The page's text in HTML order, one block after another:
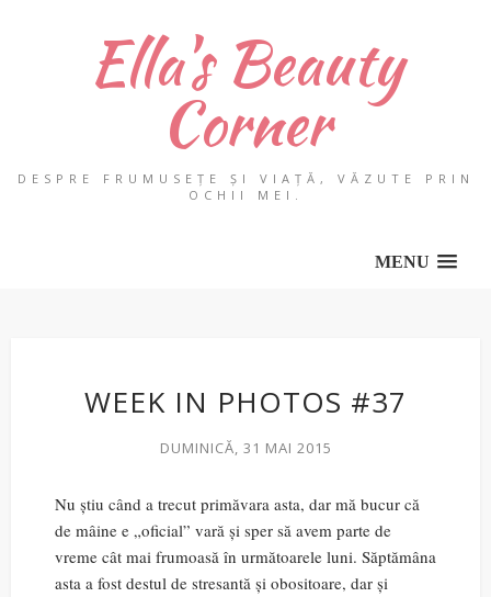
Ella's Beauty
Corner
DESPRE FRUMUSEȚE ȘI VIAȚĂ, VĂZUTE PRIN
OCHII MEI.
MENU
WEEK IN PHOTOS #37
DUMINICĂ, 31 MAI 2015
Nu știu când a trecut primăvara asta, dar mă bucur că
de mâine e „oficial” vară și sper să avem parte de
vreme cât mai frumoasă în următoarele luni. Săptămâna
asta a fost destul de stresantă și obositoare, dar și